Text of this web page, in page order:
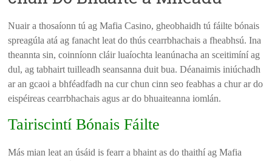
Nuair a thosaíonn tú ag Mafia Casino, gheobhaidh tú fáilte bónais
spreagúla atá ag fanacht leat do thús cearrbhachais a fheabhsú. Ina
theannta sin, coinníonn cláir luaíochta leanúnacha an sceitimíní ag
dul, ag tabhairt tuilleadh seansanna duit bua. Déanaimis iniúchadh
ar an gcaoi a bhféadfadh na cur chun cinn seo feabhas a chur ar do
eispéireas cearrbhachais agus ar do bhuaiteanna iomlán.
Tairiscintí Bónais Fáilte
Más mian leat an úsáid is fearr a bhaint as do thaithí ag Mafia